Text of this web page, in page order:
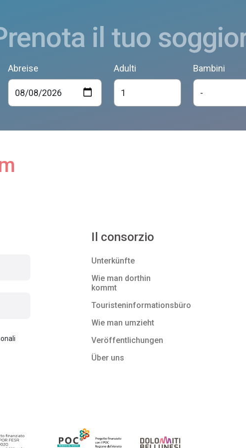
il tuo
Abreise Adulti Bambini
Il consorzio
Unterkünfte
Wie man dorthin
kommt
Touristeninformationsbüro
Wie man umzieht
Veröffentlichungen
Über uns